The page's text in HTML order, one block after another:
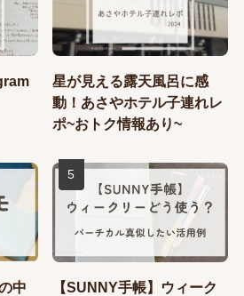
星が見える露天風呂に感
動！あさやホテル子連れレ
ポ~おトク情報あり~
中
【SUNNY手帳】ウィーク